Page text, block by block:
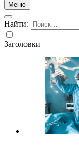
Меню
Найти:
Заголовки